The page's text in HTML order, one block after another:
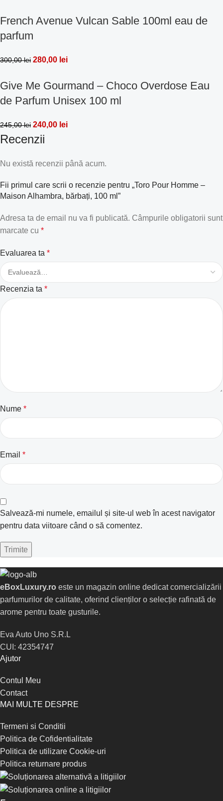
French Avenue Vulcan Sable 100ml eau de
parfum
300,00lei 280,00 lei
Give Me Gourmand – Choco Overdose Eau
de Parfum Unisex 100 ml
245,00lei 240,00 lei
Recenzii
Nu există recenzii până acum.
Fii primul care scrii o recenzie pentru „Toro Pour Homme –
Maison Alhambra, bărbați, 100 ml”
Adresa ta de email nu va fi publicată. Câmpurile obligatorii sunt
marcate cu *
Evaluarea ta *
Recenzia ta *
Nume *
Email *
Salvează-mi numele, emailul și site-ul web în acest navigator
pentru data viitoare când o să comentez.
eBoxLuxury.ro este un magazin online dedicat comercializării
parfumurilor de calitate, oferind clienților o selecție rafinată de
arome pentru toate gusturile.
Eva Auto Uno S.R.L
CUI: 42354747
Ajutor
Contul Meu
Contact
MAI MULTE DESPRE
Termeni si Conditii
Politica de Cofidentialitate
Politica de utilizare Cookie-uri
Politica returnare produs